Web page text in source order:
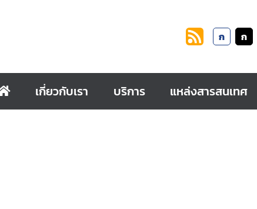
ก ก
เกี่ยวกับเรา บริการ แหล่งสารสนเทศ